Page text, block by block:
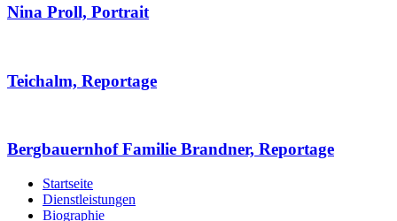
Nina Proll, Portrait
Teichalm, Reportage
Bergbauernhof Familie Brandner, Reportage
Startseite
Dienstleistungen
Biographie